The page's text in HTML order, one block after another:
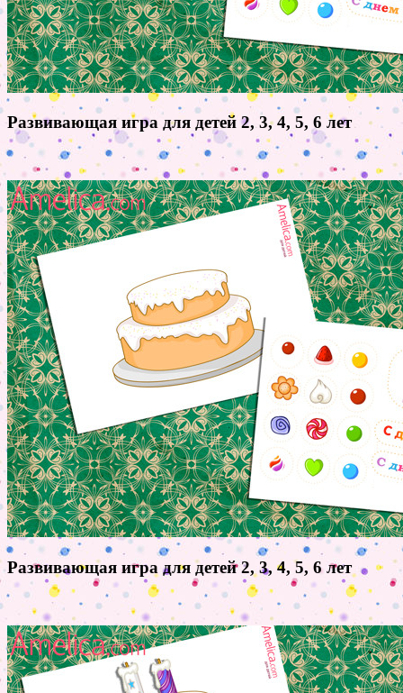
Развивающая игра для детей 2, 3, 4, 5, 6 лет
Развивающая игра для детей 2, 3, 4, 5, 6 лет